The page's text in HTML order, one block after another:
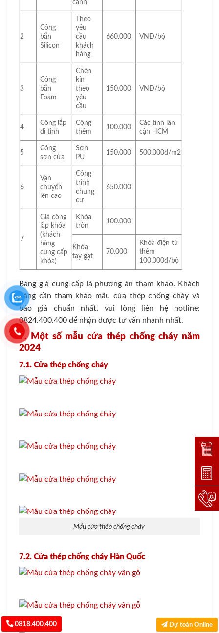
cánh
2
Công
bắn
Silicon
Theo
yêu
cầu
khách
hàng
660.000 VNĐ/bộ
3
Công
bắn
Foam
Chèn
kín
theo
yêu
cầu
150.000 VNĐ/bộ
4
Công lắp
đi tỉnh
Cộng
thêm
100.000
Các tỉnh lân
cận HCM
5
Công
sơn cửa
Sơn
PU
150.000 500.000đ/m2
6
Vận
chuyển
lên cao
Công
trình
chung
cư
650.000
7
Giá công
lắp khóa
(khách
hàng
cung cấp
khóa)
Khóa
tròn
100.000
Khóa
tay gạt
70.000
Khóa điện tử
thêm
100.000đ/bộ
Bảng giá cung cấp là phương án tham khảo. Khách
hàng cần tham khảo mẫu cửa thép chống cháy và
báo giá chuẩn nhất, vui lòng liên hệ hotline:
0824.400.400 để nhận được tư vấn nhanh nhất.
7. Một số mẫu cửa thép chống cháy năm
2024
7.1. Cửa thép chống cháy
Mẫu cửa thép chống cháy
7.2. Cửa thép chống cháy Hàn Quốc
0818.400.400 Dự toán Online
Đặt
Dự